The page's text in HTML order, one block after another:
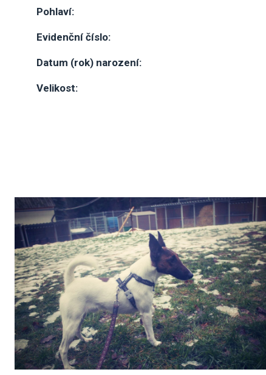
Pohlaví:
Evidenční číslo:
Datum (rok) narození:
Velikost: